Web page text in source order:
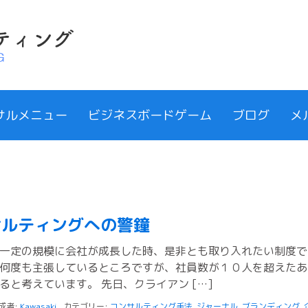
ルメニュー ビジネスボードゲーム ブログ メ
ティングへの警鐘
定の規模に会社が成長した時、是非とも取り入れたい制度
度も主張しているところですが、社員数が１０人を超えた
と考えています。 先日、クライアン […]